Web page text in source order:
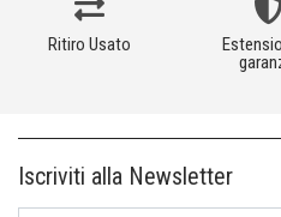
Ritiro Usato
Iscriviti alla Newsletter